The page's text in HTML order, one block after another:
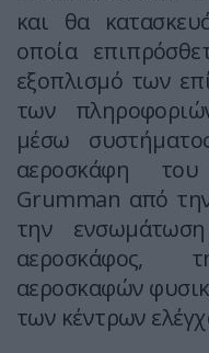
και θα
οποία
εξοπλισμό των
των
μέσω
αεροσκάφη
Grumman από
την
αεροσκάφος,
αεροσκαφών
των κέντρων